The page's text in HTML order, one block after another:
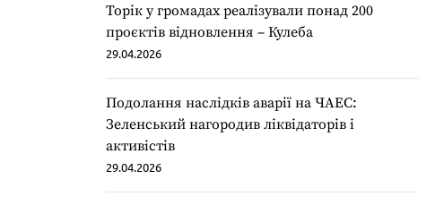
Торік у громадах реалізували понад 200
проєктів відновлення – Кулеба
29.04.2026
Подолання наслідків аварії на ЧАЕС:
Зеленський нагородив ліквідаторів і
активістів
29.04.2026